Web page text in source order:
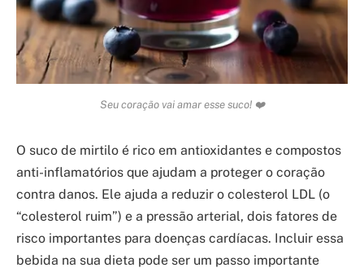
Seu coração vai amar esse suco! ❤️
O suco de mirtilo é rico em antioxidantes e compostos
anti-inflamatórios que ajudam a proteger o coração
contra danos. Ele ajuda a reduzir o colesterol LDL (o
“colesterol ruim”) e a pressão arterial, dois fatores de
risco importantes para doenças cardíacas. Incluir essa
bebida na sua dieta pode ser um passo importante